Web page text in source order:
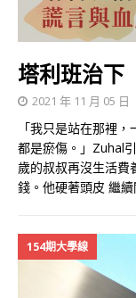
塔利班治
2021 年 11 月 05 日
「我只是站在那裡
都是瘀傷。」Zuhal
歲的叔叔再沒生活費
錢。他硬著頭皮 繼
154期大學線